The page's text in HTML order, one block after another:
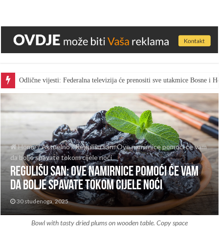
Odlične vijesti: Federalna televizija će prenositi sve utakmice Bosne i
Home/Aktuelno/Regulišu san: Ove namirnice pomoći će vam
da bolje spavate tokom cijele noći
Regulišu san: Ove namirnice pomoći će vam
da bolje spavate tokom cijele noći
30 studenoga, 2025
Bowl with tasty dried plums on wooden table. Copy space